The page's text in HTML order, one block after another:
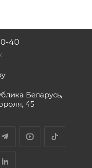
40
Беларусь,
45